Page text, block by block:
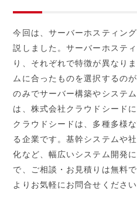
今回は、サーバーホスティン
説しました。サーバーホステ
り、それぞれで特徴が異なり
ムに合ったものを選択するの
のみでサーバー構築やシステ
は、株式会社クラウドシード
クラウドシードは、多種多様
る企業です。基幹システムや
化など、幅広いシステム開発
で、ご相談・お見積りは無料
よりお気軽にお問合せください